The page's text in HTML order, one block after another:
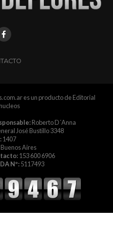
es un producto de Editorial
Roberto D´Anna
José Bustillo 3348
1407
Aires
153 600 6906
Nº:5117493